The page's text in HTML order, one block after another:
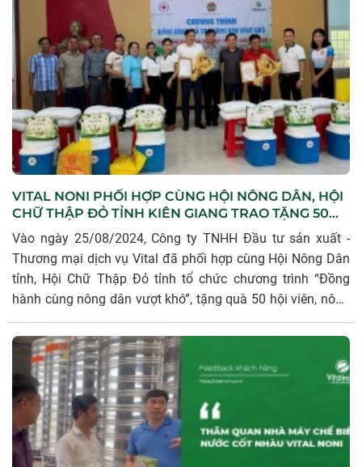
VITAL NONI PHỐI HỢP CÙNG HỘI NÔNG DÂN, HỘI
CHỮ THẬP ĐỎ TỈNH KIÊN GIANG TRAO TẶNG 50
PHẦN QUÀ CHO CÁC HỘ NGHÈO, NGƯỜI CÓ HOÀN
CẢNH KHÓ KHĂN
Vào ngày 25/08/2024, Công ty TNHH Đầu tư sản xuất -
Thương mại dịch vụ Vital đã phối hợp cùng Hội Nông Dân
tỉnh, Hội Chữ Thập Đỏ tỉnh tổ chức chương trình “Đồng
hành cùng nông dân vượt khó”, tặng quà 50 hội viên, nông
dân có hoàn cảnh khó khăn tại hai xã Bình Trị và Kiên Bình,
huyện Kiên Lương (Kiên Giang).